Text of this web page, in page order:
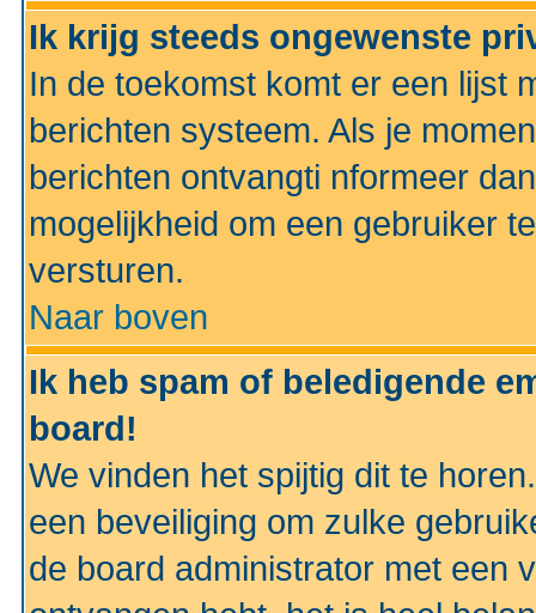
Ik krijg steeds ongewenste
In de toekomst komt er een lijst
berichten systeem. Als je
berichten ontvangti nformeer
mogelijkheid om een gebruiker
versturen.
Naar boven
Ik heb spam of beledigende
board!
We vinden het spijtig dit te
een beveiliging om zulke
de board administrator met een